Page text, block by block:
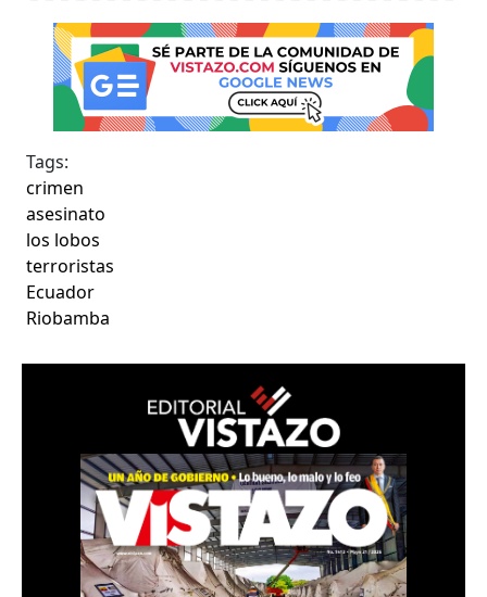
Tags:
crimen
asesinato
los lobos
terroristas
Ecuador
Riobamba